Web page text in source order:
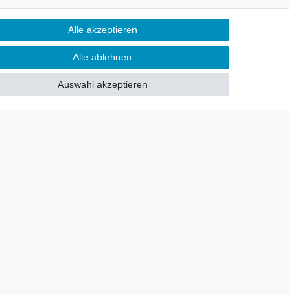
Sie möchten über neu eingetroffene
Lagerware oder Neuheiten
allgemein informiert werden?
Alle akzeptieren
Alle ablehnen
Auswahl akzeptieren